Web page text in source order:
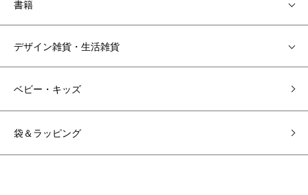
書籍
デザイン雑貨・生活雑貨
ベビー・キッズ
袋＆ラッピング